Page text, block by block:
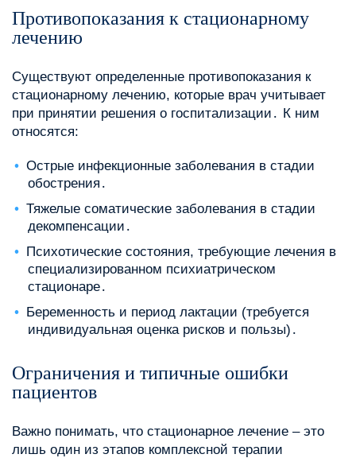
Противопоказания к стационарному
лечению
Существуют определенные противопоказания к
стационарному лечению, которые врач учитывает
при принятии решения о госпитализации․ К ним
относятся:
Острые инфекционные заболевания в стадии
обострения․
Тяжелые соматические заболевания в стадии
декомпенсации․
Психотические состояния, требующие лечения в
специализированном психиатрическом
стационаре․
Беременность и период лактации (требуется
индивидуальная оценка рисков и пользы)․
Ограничения и типичные ошибки
пациентов
Важно понимать, что стационарное лечение – это
лишь один из этапов комплексной терапии